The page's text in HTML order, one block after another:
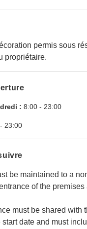
permis sous
propriétaire.
: 8:00 - 23:00
- 23:00
be maintained to a
of the premises
must be shared with
start date and must